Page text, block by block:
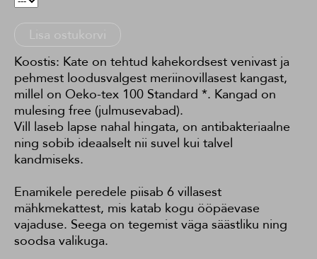
Lisa ostukorvi
Koostis: Kate on tehtud kahekordsest venivast ja
pehmest loodusvalgest meriinovillasest kangast,
millel on Oeko-tex 100 Standard *. Kangad on
mulesing free (julmusevabad).
Vill laseb lapse nahal hingata, on antibakteriaalne
ning sobib ideaalselt nii suvel kui talvel
kandmiseks.
Enamikele peredele piisab 6 villasest
mähkmekattest, mis katab kogu ööpäevase
vajaduse. Seega on tegemist väga säästliku ning
soodsa valikuga.